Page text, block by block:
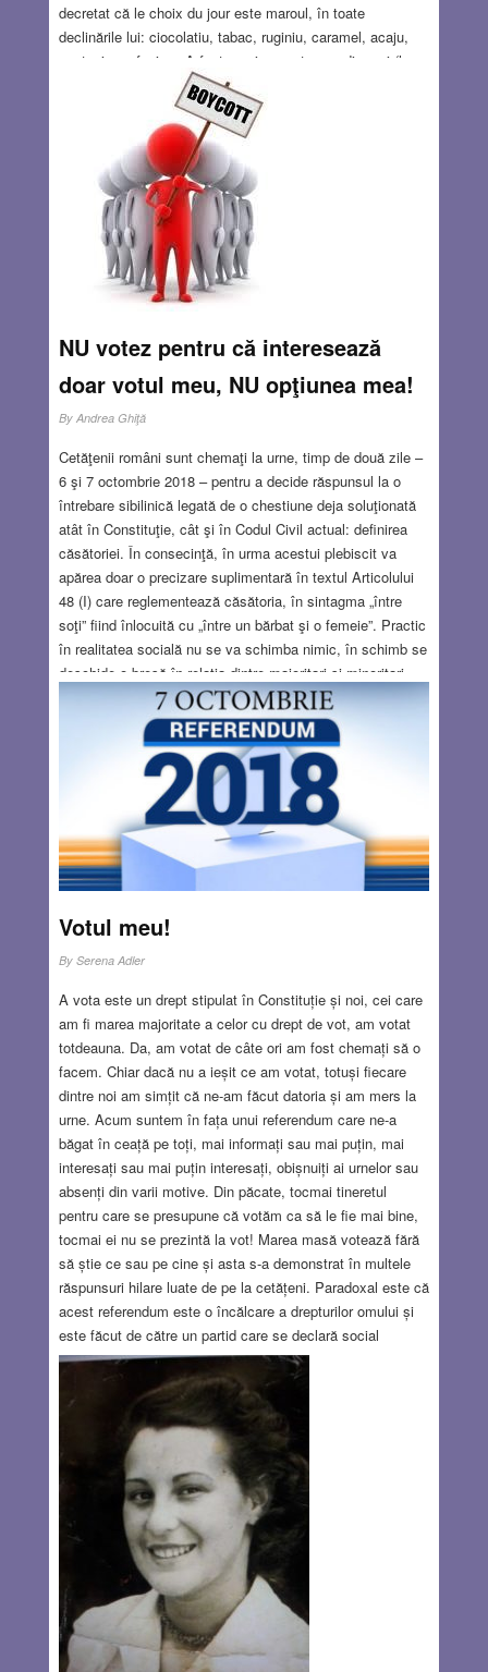
decretat că le choix du jour este maroul, în toate
declinările lui: ciocolatiu, tabac, ruginiu, caramel, acaju,
castaniu, cafeniu… A fost omniprezent pe podiumuri (la
Chloé, Rochas, Marni, Fendi, Jacquemus, Alberta Ferretti,
Derek Lam, Max Mara şi multi alţii), pentru ca acum
colecțiile din magazine să ni-l propună în nenumărate
juxtapuneri, texturi, materiale, alăturări de culori,
reinterpretări în cheie retro sau modernă.
OCT 25, 2018
NU votez pentru că interesează
doar votul meu, NU opţiunea mea!
By Andrea Ghiţă
Cetăţenii români sunt chemaţi la urne, timp de două zile –
6 şi 7 octombrie 2018 – pentru a decide răspunsul la o
întrebare sibilinică legată de o chestiune deja soluţionată
atât în Constituţie, cât şi în Codul Civil actual: definirea
căsătoriei. În consecinţă, în urma acestui plebiscit va
apărea doar o precizare suplimentară în textul Articolului
48 (I) care reglementează căsătoria, în sintagma „între
soţi” fiind înlocuită cu „între un bărbat şi o femeie”. Practic
în realitatea socială nu se va schimba nimic, în schimb se
deschide o breşă în relaţia dintre majoritari şi minoritari.
Odată cu victoria acestui referendum, se deschide calea
pentru ca majoritarii să decidă, prin vot, adoptarea unei
legi antiminoritare, prin simplul fapt că sunt majoritari,
adică mult mai mulţi. De data aceasta calul de bătaie îl
constituie cuplurile de acelaşi sex (aflate într-o minoritate
Read more…
OCT 4, 2018 23 COMMENTS
Votul meu!
By Serena Adler
A vota este un drept stipulat în Constituție și noi, cei care
am fi marea majoritate a celor cu drept de vot, am votat
totdeauna. Da, am votat de câte ori am fost chemați să o
facem. Chiar dacă nu a ieșit ce am votat, totuși fiecare
dintre noi am simțit că ne-am făcut datoria și am mers la
urne. Acum suntem în fața unui referendum care ne-a
băgat în ceață pe toți, mai informați sau mai puțin, mai
interesați sau mai puțin interesați, obișnuiți ai urnelor sau
absenți din varii motive. Din păcate, tocmai tineretul
pentru care se presupune că votăm ca să le fie mai bine,
tocmai ei nu se prezintă la vot! Marea masă votează fără
să știe ce sau pe cine și asta s-a demonstrat în multele
răspunsuri hilare luate de pe la cetățeni. Paradoxal este că
acest referendum este o încălcare a drepturilor omului și
este făcut de către un partid care se declară social
democrat! Să nu o lungim! Să trecem la o simplă analiză
logică! Celor mulți care au afișat pretutindeni că
boicotează referendumul și nu se vor prezenta la vot, le
spun că se amăgesc crezând că asta va invalida
referendumul.
Read more…
OCT 4, 2018